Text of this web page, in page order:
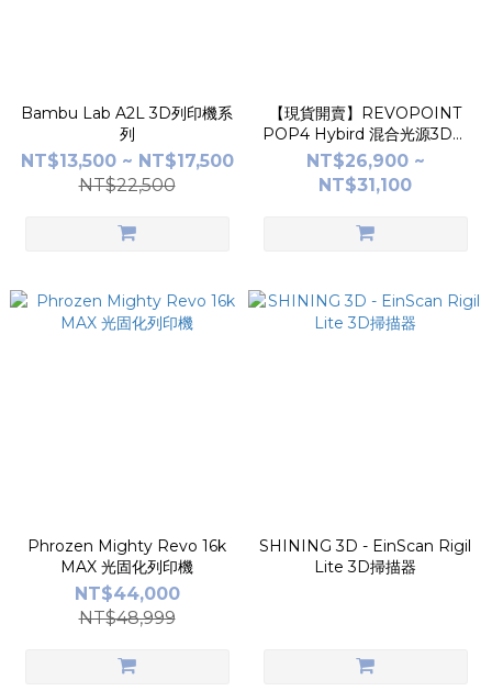
Bambu Lab A2L 3D列印機系
列
NT$13,500 ~ NT$17,500
NT$22,500
【現貨開賣】REVOPOINT
POP4 Hybird 混合光源3D掃
描器
NT$26,900 ~
NT$31,100
Phrozen Mighty Revo 16k
MAX 光固化列印機
NT$44,000
NT$48,999
SHINING 3D - EinScan Rigil
Lite 3D掃描器